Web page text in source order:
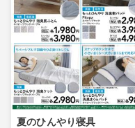
夏のひんやり寝具